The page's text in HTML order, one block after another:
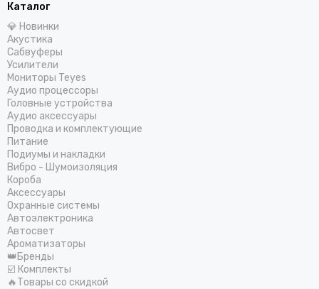
Каталог
💎 Новинки
Акустика
Сабвуферы
Усилители
Мониторы Teyes
Аудио процессоры
Головные устройства
Аудио аксессуары
Проводка и комплектующие
Питание
Подиумы и накладки
Вибро - Шумоизоляция
Короба
Аксессуары
Охранные системы
Автоэлектроника
Автосвет
Ароматизаторы
👑Бренды
☑️ Комплекты
🔥Товары со скидкой